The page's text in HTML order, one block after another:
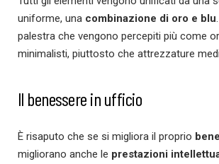
uniforme, una combinazione di oro e blu
palestra che vengono percepiti più come
minimalisti, piuttosto che attrezzature
Il benessere in ufficio
È risaputo che se si migliora il proprio
migliorano anche le prestazioni